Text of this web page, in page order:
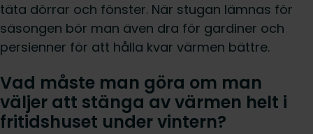
täta dörrar och fönster. När stugan lämnas för
säsongen bör man även dra för gardiner och
persienner för att hålla kvar värmen bättre.
Vad måste man göra om man
väljer att stänga av värmen helt i
fritidshuset under vintern?